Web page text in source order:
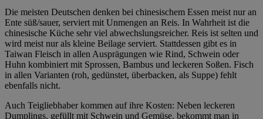
Die meisten Deutschen denken bei chinesischem Essen meist nur an
Ente süß/sauer, serviert mit Unmengen an Reis. In Wahrheit ist die
chinesische Küche sehr viel abwechslungsreicher. Reis ist selten und
wird meist nur als kleine Beilage serviert. Stattdessen gibt es in
Taiwan Fleisch in allen Ausprägungen wie Rind, Schwein oder
Huhn kombiniert mit Sprossen, Bambus und leckeren Soßen. Fisch
in allen Varianten (roh, gedünstet, überbacken, als Suppe) fehlt
ebenfalls nicht.
Auch Teigliebhaber kommen auf ihre Kosten: Neben leckeren
Dumplings, gefüllt mit Schwein und Gemüse, bekommt man in